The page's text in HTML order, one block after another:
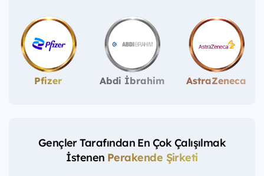
Pfizer Abdi İbrahim AstraZeneca
Gençler Tarafından En Çok Çalışılmak
İstenen Perakende Şirketi